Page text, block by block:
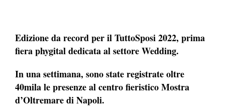
Edizione da record per il TuttoSposi 2022, prima
fiera phygital dedicata al settore Wedding.
In una settimana, sono state registrate oltre
40mila le presenze al centro fieristico Mostra
d’Oltremare di Napoli.